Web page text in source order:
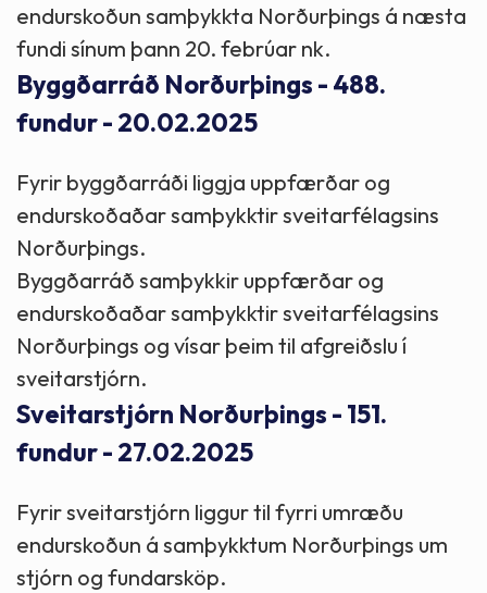
endurskoðun samþykkta Norðurþings á næsta
fundi sínum þann 20. febrúar nk.
Byggðarráð Norðurþings - 488.
fundur - 20.02.2025
Fyrir byggðarráði liggja uppfærðar og
endurskoðaðar samþykktir sveitarfélagsins
Norðurþings.
Byggðarráð samþykkir uppfærðar og
endurskoðaðar samþykktir sveitarfélagsins
Norðurþings og vísar þeim til afgreiðslu í
sveitarstjórn.
Sveitarstjórn Norðurþings - 151.
fundur - 27.02.2025
Fyrir sveitarstjórn liggur til fyrri umræðu
endurskoðun á samþykktum Norðurþings um
stjórn og fundarsköp.